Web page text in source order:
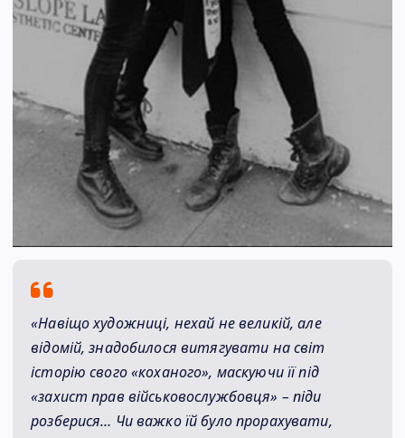
«Навіщо художниці, нехай не великій, але
відомій, знадобилося витягувати на світ
історію свого «коханого», маскуючи її під
«захист прав військовослужбовця» – піди
розберися… Чи важко їй було прорахувати,